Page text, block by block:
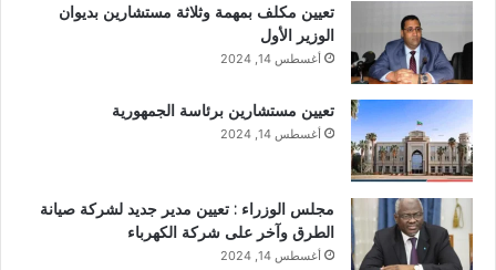
تعيين مكلف بمهمة وثلاثة مستشارين بديوان
الوزير الأول
أغسطس 14, 2024
تعيين مستشارين برئاسة الجمهورية
أغسطس 14, 2024
مجلس الوزراء : تعيين مدير جديد لشركة صيانة
الطرق وآخر على شركة الكهرباء
أغسطس 14, 2024